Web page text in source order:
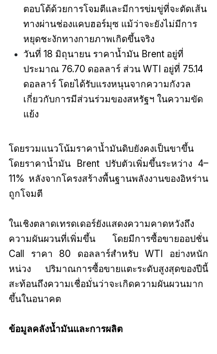
ตอบโต้ด้วยการโจมตีและมีการข่มขู่ที่จะตัดเส้น
ทางผ่านช่องแคบฮอร์มุซ แม้ว่าจะยังไม่มีการ
หยุดชะงักทางกายภาพเกิดขึ้นจริง
วันที่ 18 มิถุนายน ราคาน้ำมัน Brent อยู่ที่
ประมาณ 76.70 ดอลลาร์ ส่วน WTI อยู่ที่ 75.14
ดอลลาร์ โดยได้รับแรงหนุนจากความกังวล
เกี่ยวกับการมีส่วนร่วมของสหรัฐฯ ในความขัด
แย้ง
โดยรวมแนวโน้มราคาน้ำมันดิบยังคงเป็นขาขึ้น
โดยราคาน้ำมัน Brent ปรับตัวเพิ่มขึ้นระหว่าง 4–
11% หลังจากโครงสร้างพื้นฐานพลังงานของอิหร่าน
ถูกโจมตี
ในเชิงตลาดเทรดเดอร์ยังแสดงความคาดหวังถึง
ความผันผวนที่เพิ่มขึ้น โดยมีการซื้อขายออปชั่น
Call ราคา 80 ดอลลาร์สำหรับ WTI อย่างหนัก
หน่วง ปริมาณการซื้อขายแตะระดับสูงสุดของปีนี้
สะท้อนถึงความเชื่อมั่นว่าจะเกิดความผันผวนมาก
ขึ้นในอนาคต
ข้อมูลคลังน้ำมันและการผลิต